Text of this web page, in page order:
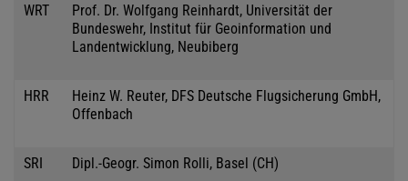
WRT
Prof. Dr. Wolfgang Reinhardt, Universität der
Bundeswehr, Institut für Geoinformation und
Landentwicklung, Neubiberg
HRR
Heinz W. Reuter, DFS Deutsche Flugsicherung GmbH,
Offenbach
SRI Dipl.-Geogr. Simon Rolli, Basel (CH)